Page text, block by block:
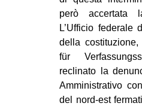
però accertata
L’Ufficio federale
della
für
reclinato la
Amministrativo
del nord-est